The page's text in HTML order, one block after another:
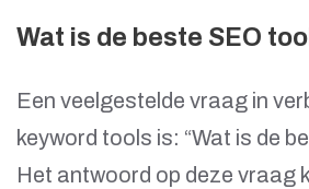
Wat is de beste SEO
Een veelgestelde vraag in
keyword tools is: “Wat is de
Het antwoord op deze vraag